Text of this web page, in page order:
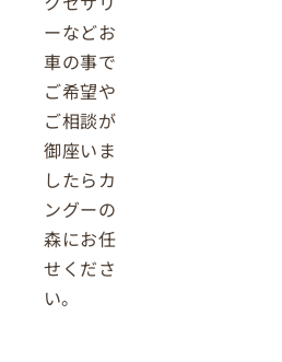
ーなどお
車の事で
ご希望や
ご相談が
御座いま
したらカ
ングーの
森にお任
せくださ
い。